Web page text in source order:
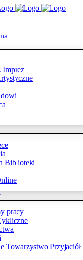
Imprez
Biblioteki
pracy
Towarzystwo Przyjaciół